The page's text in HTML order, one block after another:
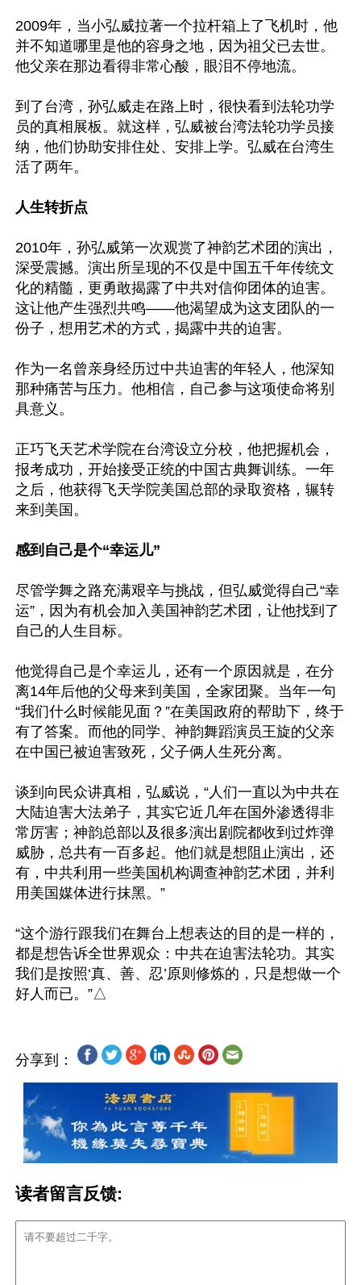
2009年，当小弘威拉著一个拉杆箱上了飞机时，他
并不知道哪里是他的容身之地，因为祖父已去世。
他父亲在那边看得非常心酸，眼泪不停地流。
到了台湾，孙弘威走在路上时，很快看到法轮功学
员的真相展板。就这样，弘威被台湾法轮功学员接
纳，他们协助安排住处、安排上学。弘威在台湾生
活了两年。
人生转折点
2010年，孙弘威第一次观赏了神韵艺术团的演出，
深受震撼。演出所呈现的不仅是中国五千年传统文
化的精髓，更勇敢揭露了中共对信仰团体的迫害。
这让他产生强烈共鸣——他渴望成为这支团队的一
份子，想用艺术的方式，揭露中共的迫害。
作为一名曾亲身经历过中共迫害的年轻人，他深知
那种痛苦与压力。他相信，自己参与这项使命将别
具意义。
正巧飞天艺术学院在台湾设立分校，他把握机会，
报考成功，开始接受正统的中国古典舞训练。一年
之后，他获得飞天学院美国总部的录取资格，辗转
来到美国。
感到自己是个“幸运儿”
尽管学舞之路充满艰辛与挑战，但弘威觉得自己“幸
运”，因为有机会加入美国神韵艺术团，让他找到了
自己的人生目标。
他觉得自己是个幸运儿，还有一个原因就是，在分
离14年后他的父母来到美国，全家团聚。当年一句
“我们什么时候能见面？”在美国政府的帮助下，终于
有了答案。而他的同学、神韵舞蹈演员王旋的父亲
在中国已被迫害致死，父子俩人生死分离。
谈到向民众讲真相，弘威说，“人们一直以为中共在
大陆迫害大法弟子，其实它近几年在国外渗透得非
常厉害；神韵总部以及很多演出剧院都收到过炸弹
威胁，总共有一百多起。他们就是想阻止演出，还
有，中共利用一些美国机构调查神韵艺术团，并利
用美国媒体进行抹黑。”
“这个游行跟我们在舞台上想表达的目的是一样的，
都是想告诉全世界观众：中共在迫害法轮功。其实
我们是按照‘真、善、忍’原则修炼的，只是想做一个
分享到：
读者留言反馈: